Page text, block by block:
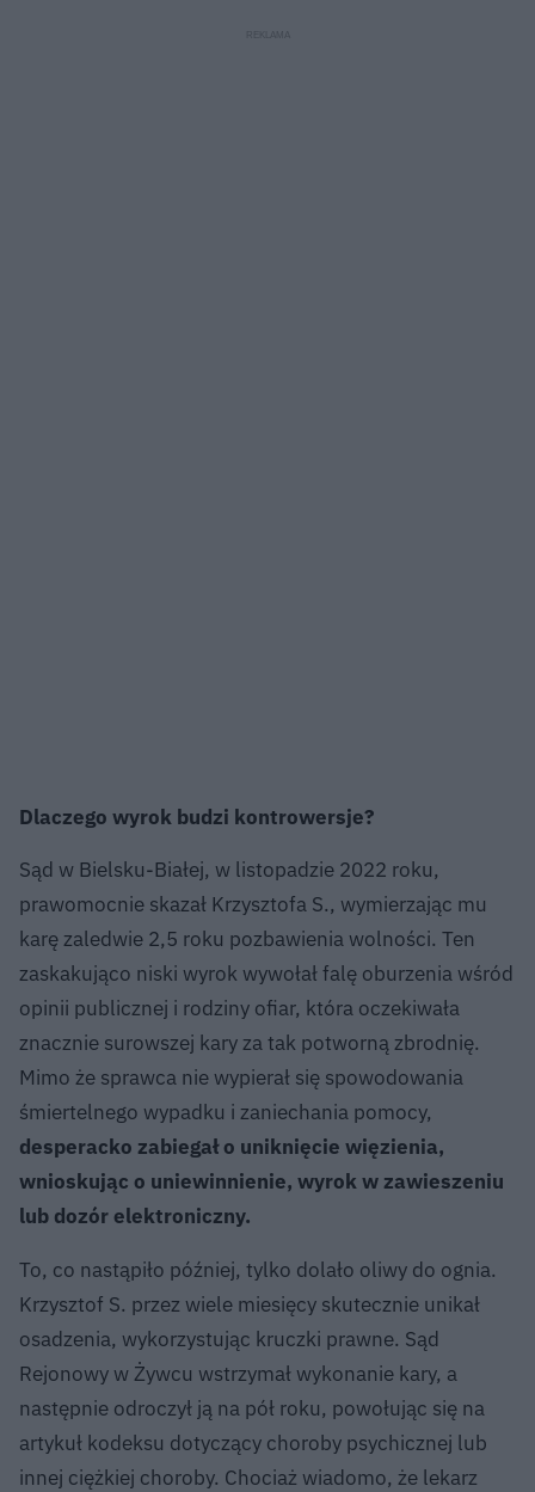
Dlaczego wyrok budzi kontrowersje?
Sąd w Bielsku-Białej, w listopadzie 2022 roku,
prawomocnie skazał Krzysztofa S., wymierzając mu
karę zaledwie 2,5 roku pozbawienia wolności. Ten
zaskakująco niski wyrok wywołał falę oburzenia wśród
opinii publicznej i rodziny ofiar, która oczekiwała
znacznie surowszej kary za tak potworną zbrodnię.
Mimo że sprawca nie wypierał się spowodowania
śmiertelnego wypadku i zaniechania pomocy,
desperacko zabiegał o uniknięcie więzienia,
wnioskując o uniewinnienie, wyrok w zawieszeniu
lub dozór elektroniczny.
To, co nastąpiło później, tylko dolało oliwy do ognia.
Krzysztof S. przez wiele miesięcy skutecznie unikał
osadzenia, wykorzystując kruczki prawne. Sąd
Rejonowy w Żywcu wstrzymał wykonanie kary, a
następnie odroczył ją na pół roku, powołując się na
artykuł kodeksu dotyczący choroby psychicznej lub
innej ciężkiej choroby. Chociaż wiadomo, że lekarz